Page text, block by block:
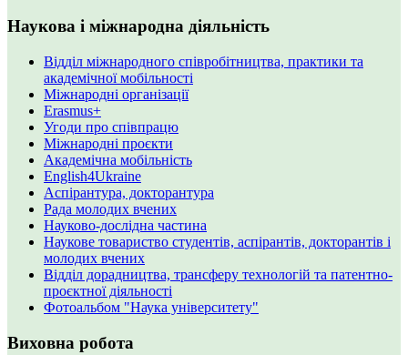
Наукова і міжнародна діяльність
Відділ міжнародного співробітництва, практики та
академічної мобільності
Міжнародні організації
Erasmus+
Угоди про співпрацю
Міжнародні проєкти
Академічна мобільність
English4Ukraine
Аспірантура, докторантура
Рада молодих вчених
Науково-дослідна частина
Наукове товариство студентів, аспірантів, докторантів і
молодих вчених
Відділ дорадництва, трансферу технологій та патентно-
проєктної діяльності
Фотоальбом "Наука університету"
Виховна робота